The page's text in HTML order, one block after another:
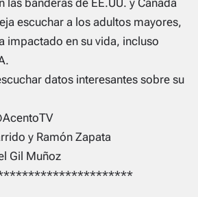
las banderas de EE.UU. y Canadá
escuchar a los adultos mayores,
impactado en su vida, incluso
datos interesantes sobre su
y Ramón Zapata
Gil Muñoz